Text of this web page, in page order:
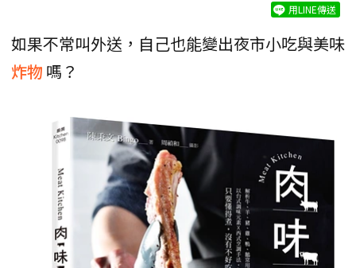
用LINE傳送
如果不常叫外送，自己也能變出夜市小吃與美味
炸物 嗎？